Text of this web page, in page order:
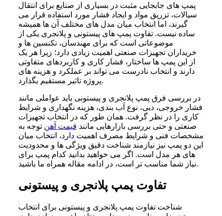
پمپ های جابجایی مثبت در بسیاری از صنایع برای انتقال
سیالات، تزریق مواد و ایجاد فشار مورد استفاده قرار می
گیرند، اما انتخاب میان مدل های مختلف آن ها همیشه
ساده نیست. تفاوت پمپ های پیستونی و پلانجری یکی از
موضوعاتی است که برای مهندسان، تکنسین ها و
خریداران تجهیزات صنعتی اهمیت زیادی دارد؛ زیرا هر یک
از این پمپ ها ساختار، فشار کاری و کاربردهای متفاوتی
دارند و انتخاب نادرست می تواند بر عملکرد و هزینه های
پروژه تاثیر مستقیم بگذارد.
در بررسی فرق پمپ پلانجری و پیستونی باید عواملی مانند
فشار خروجی، دبی، نوع آب بندی، هزینه نگهداری و شرایط
کاری را در نظر گرفت. همان طور که در انتخاب تجهیزات
صنعتی و حتی بررسی بازارهایی مانند قیمت آهن توجه به
مشخصات فنی و شرایط مصرف اهمیت دارد، انتخاب میان
این دو پمپ نیز نیازمند شناخت دقیق ویژگی ها و محدودیت
های هر مدل است. اگر می خواهید بدانید کدام پمپ برای
نیاز شما مناسب تر است، در ادامه مقاله همراه ما باشید.
تفاوت پمپ پلانجری و پیستونی
شناخت تفاوت پمپ پلانجری و پیستونی برای انتخاب